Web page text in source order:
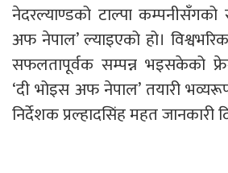
नेदरल्याण्डको टाल्पा
अफ नेपाल’ ल्याइएको हो।
सफलतापूर्वक सम्पन्न भइसकेको
‘दी भोइस अफ नेपाल’ तयारी
निर्देशक प्रल्हादसिंह महत जानकारी